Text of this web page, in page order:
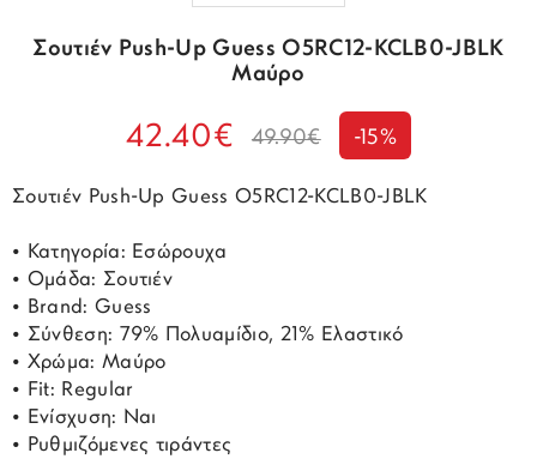
Σουτιέν Push-Up Guess O5RC12-KCLB0-JBLK
Μαύρο
42.40€ 49.90€ -15%
Σουτιέν Push-Up Guess O5RC12-KCLB0-JBLK
• Κατηγορία: Εσώρουχα
• Ομάδα: Σουτιέν
• Brand: Guess
• Σύνθεση: 79% Πολυαμίδιο, 21% Ελαστικό
• Χρώμα: Μαύρο
• Fit: Regular
• Ενίσχυση: Ναι
• Ρυθμιζόμενες τιράντες